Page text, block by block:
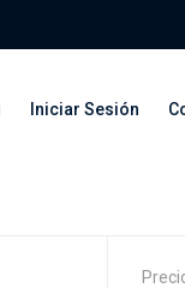
Iniciar Sesión